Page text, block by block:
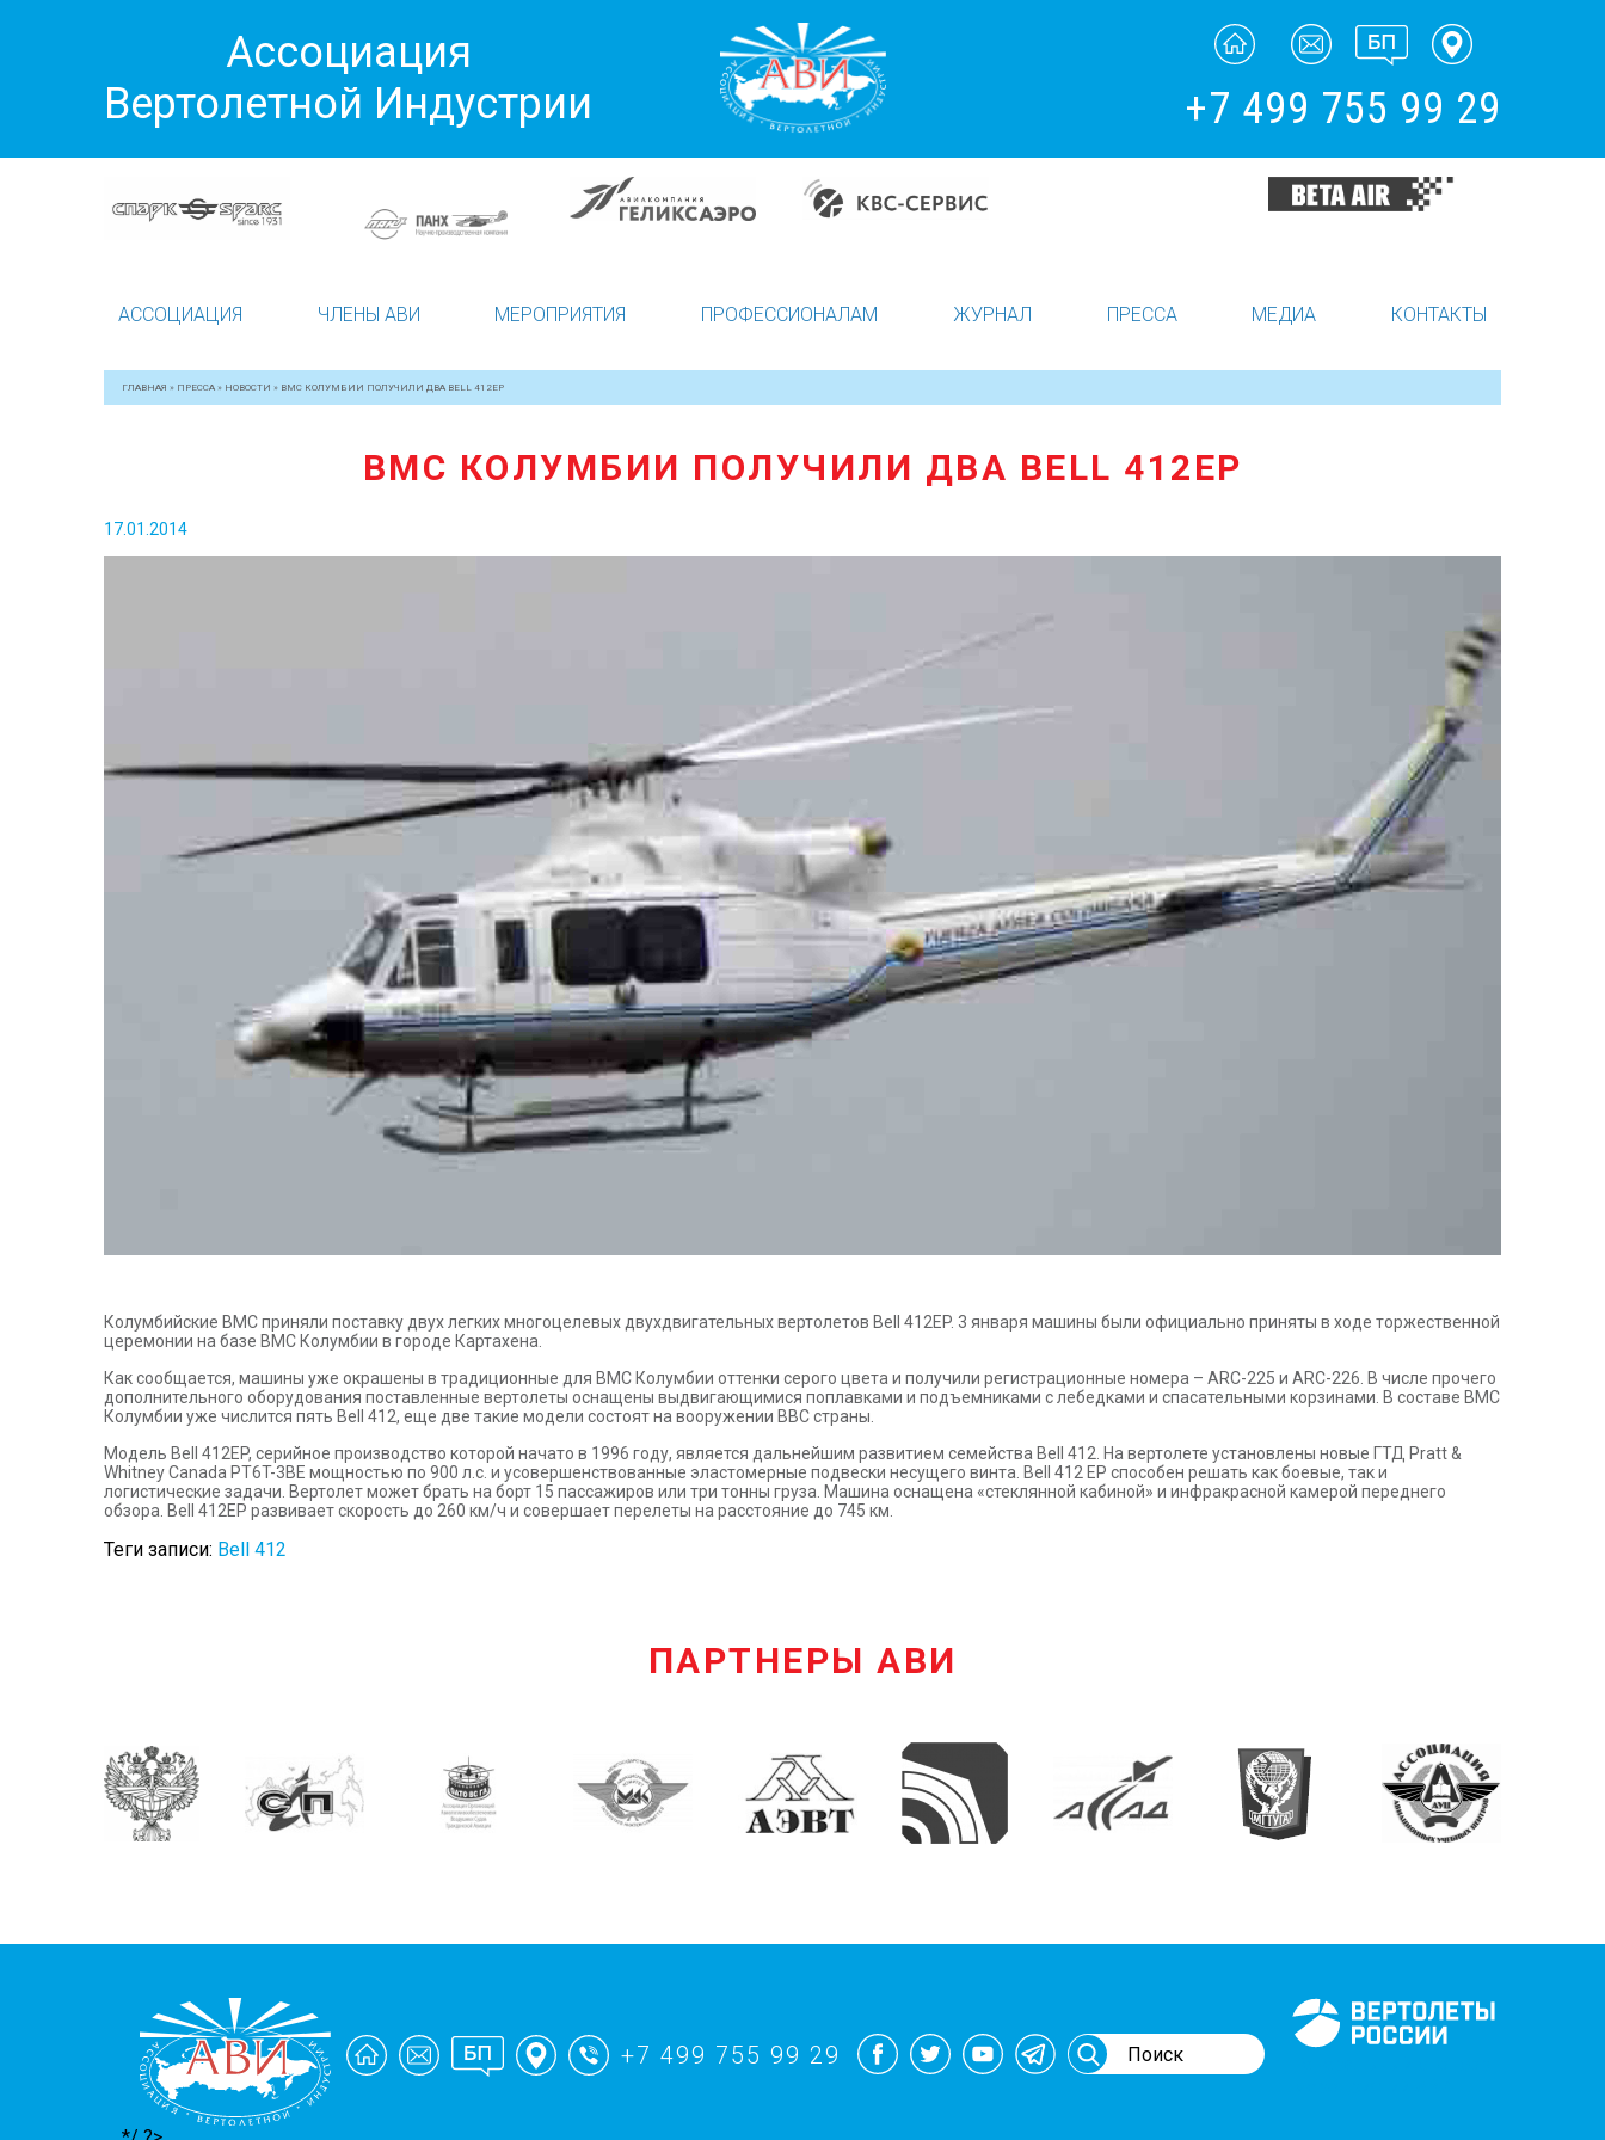
Ассоциация
Вертолетной Индустрии
+7 499 755 99 29
АССОЦИАЦИЯ ЧЛЕНЫ АВИ МЕРОПРИЯТИЯ ПРОФЕССИОНАЛАМ ЖУРНАЛ ПРЕССА МЕДИА КОНТАКТЫ
ГЛАВНАЯ » ПРЕССА » НОВОСТИ » ВМС КОЛУМБИИ ПОЛУЧИЛИ ДВА BELL 412EP
ВМС КОЛУМБИИ ПОЛУЧИЛИ ДВА BELL 412EP
17.01.2014
Колумбийские ВМС приняли поставку двух легких многоцелевых двухдвигательных вертолетов Bell 412EP. 3 января машины были официально приняты в ходе торжественной
церемонии на базе ВМС Колумбии в городе Картахена.
Как сообщается, машины уже окрашены в традиционные для ВМС Колумбии оттенки серого цвета и получили регистрационные номера – ARC-225 и ARC-226. В числе прочего
дополнительного оборудования поставленные вертолеты оснащены выдвигающимися поплавками и подъемниками с лебедками и спасательными корзинами. В составе ВМС
Колумбии уже числится пять Bell 412, еще две такие модели состоят на вооружении ВВС страны.
Модель Bell 412EP, серийное производство которой начато в 1996 году, является дальнейшим развитием семейства Bell 412. На вертолете установлены новые ГТД Pratt &
Whitney Canada PT6T-3BE мощностью по 900 л.с. и усовершенствованные эластомерные подвески несущего винта. Bell 412 EP способен решать как боевые, так и
логистические задачи. Вертолет может брать на борт 15 пассажиров или три тонны груза. Машина оснащена «стеклянной кабиной» и инфракрасной камерой переднего
обзора. Bell 412EP развивает скорость до 260 км/ч и совершает перелеты на расстояние до 745 км.
Теги записи: Bell 412
ПАРТНЕРЫ АВИ
+7 499 755 99 29